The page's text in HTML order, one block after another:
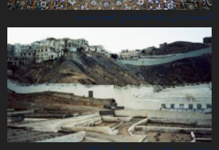
التحديات التي تواجه الإسلام في العصر الحديث